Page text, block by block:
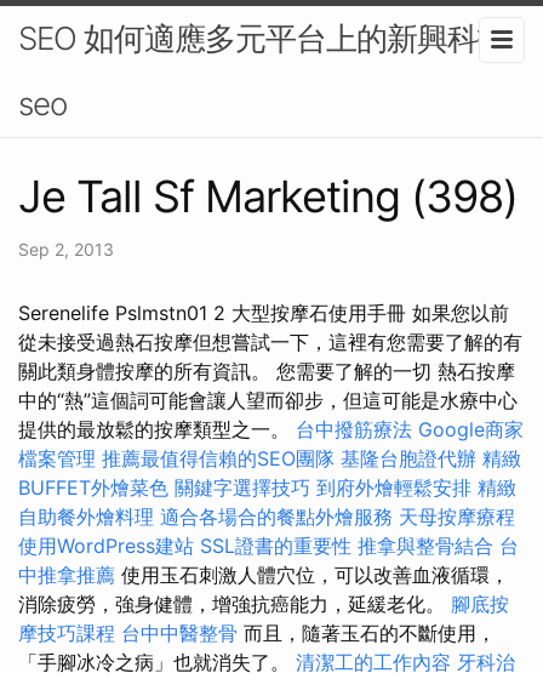
SEO 如何適應多元平台上的新興科技-
seo
Je Tall Sf Marketing (398)
Sep 2, 2013
Serenelife Pslmstn01 2 大型按摩石使用手冊 如果您以前
從未接受過熱石按摩但想嘗試一下，這裡有您需要了解的有
關此類身體按摩的所有資訊。 您需要了解的一切 熱石按摩
中的“熱”這個詞可能會讓人望而卻步，但這可能是水療中心
提供的最放鬆的按摩類型之一。 台中撥筋療法 Google商家
檔案管理 推薦最值得信賴的SEO團隊 基隆台胞證代辦 精緻
BUFFET外燴菜色 關鍵字選擇技巧 到府外燴輕鬆安排 精緻
自助餐外燴料理 適合各場合的餐點外燴服務 天母按摩療程
使用WordPress建站 SSL證書的重要性 推拿與整骨結合 台
中推拿推薦 使用玉石刺激人體穴位，可以改善血液循環，
消除疲勞，強身健體，增強抗癌能力，延緩老化。 腳底按
摩技巧課程 台中中醫整骨 而且，隨著玉石的不斷使用，
「手腳冰冷之病」也就消失了。 清潔工的工作內容 牙科治